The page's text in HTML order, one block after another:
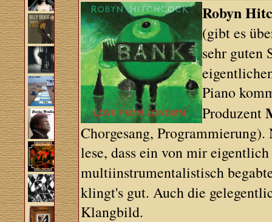
Robyn
(gibt es
sehr guten
Piano
Produzent
Chorgesang,
lese, dass ein von mir
multiinstrumentalistisch
klingt's gut. Auch die
Klangbild.